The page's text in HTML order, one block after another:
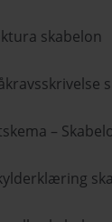
skabelon
–